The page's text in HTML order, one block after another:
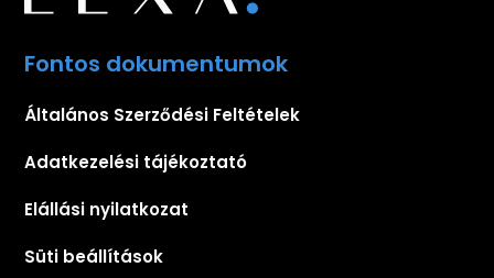
Fontos dokumentumok
Általános Szerződési Feltételek
Adatkezelési tájékoztató
Elállási nyilatkozat
Süti beállítások